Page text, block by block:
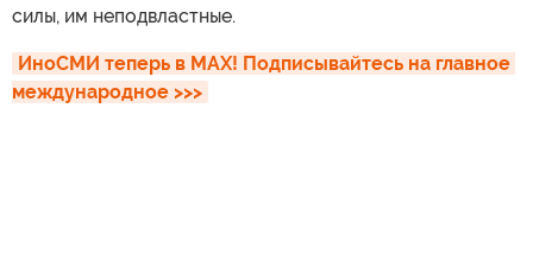
силы, им неподвластные.
ИноСМИ теперь в MAX! Подписывайтесь на главное
международное >>>